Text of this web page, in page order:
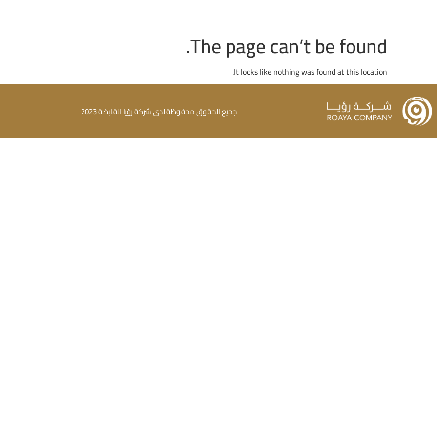
The page can’t be found.
It looks like nothing was found at this location.
جميع الحقوق محفوظة لدى شركة رؤيا القابضة 2023